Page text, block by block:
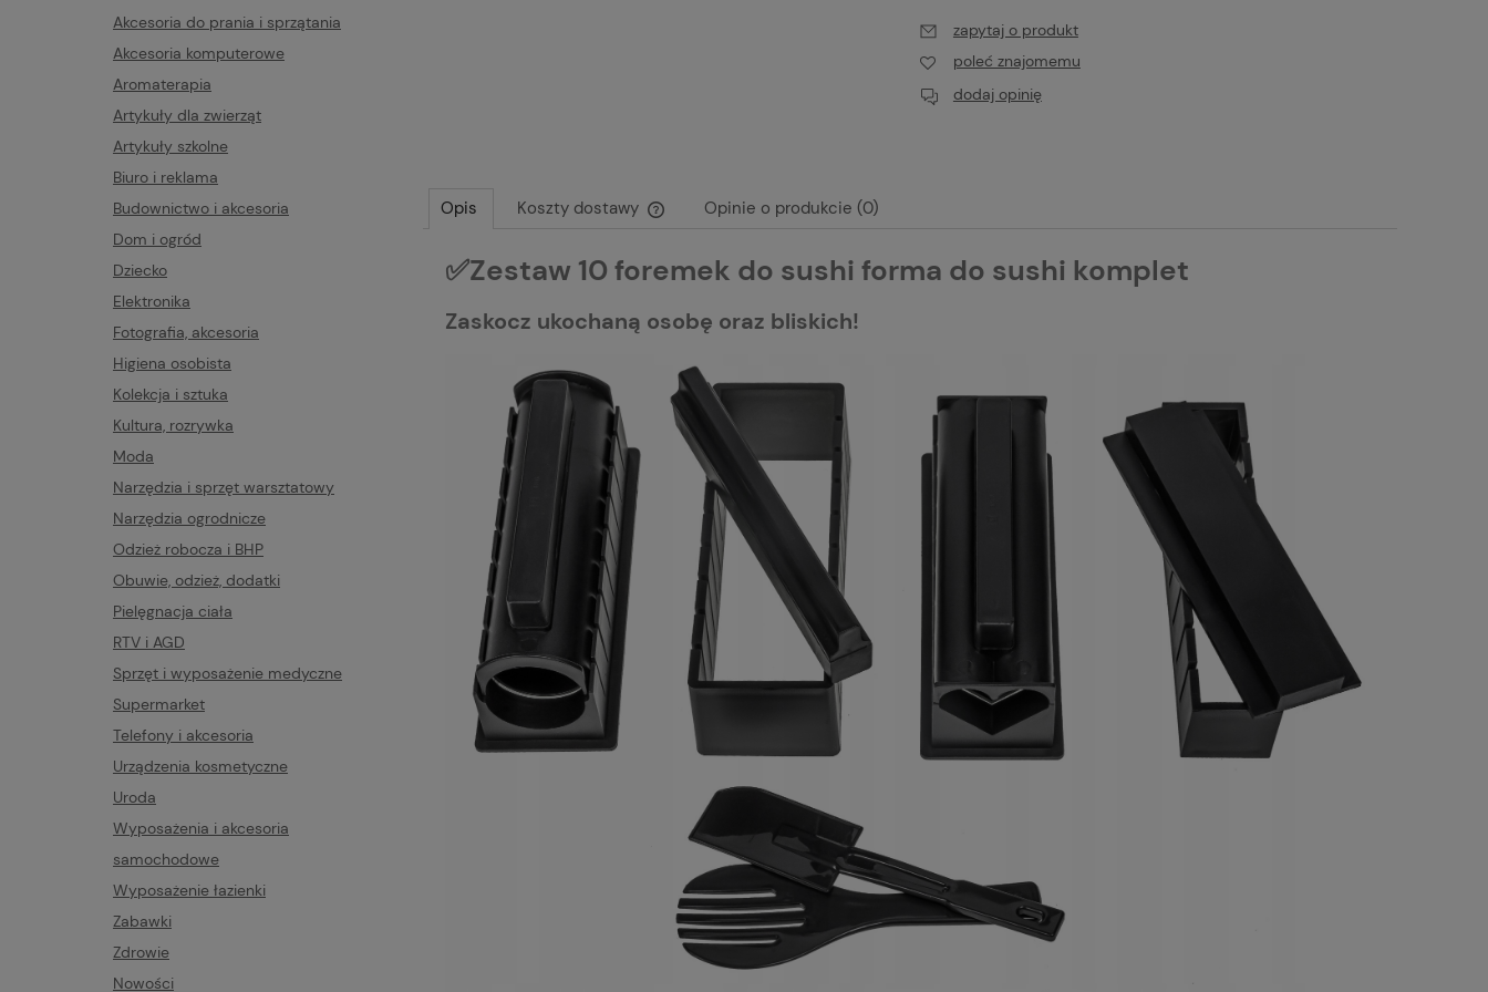
Akcesoria do prania i sprzątania
Akcesoria komputerowe
Aromaterapia
Artykuły dla zwierząt
Artykuły szkolne
Biuro i reklama
Budownictwo i akcesoria
Dom i ogród
Dziecko
Elektronika
Fotografia, akcesoria
Higiena osobista
Kolekcja i sztuka
Kultura, rozrywka
Moda
Narzędzia i sprzęt warsztatowy
Narzędzia ogrodnicze
Odzież robocza i BHP
Obuwie, odzież, dodatki
Pielęgnacja ciała
RTV i AGD
Sprzęt i wyposażenie medyczne
Supermarket
Telefony i akcesoria
Urządzenia kosmetyczne
Uroda
Wyposażenia i akcesoria
samochodowe
Wyposażenie łazienki
Zabawki
Zdrowie
Nowości
zapytaj o produkt
poleć znajomemu
dodaj opinię
Opis Koszty dostawy
Cena nie zawiera ewentualnych kosztów
Opinie o produkcie (0)
✅Zestaw 10 foremek do sushi forma do sushi komplet
Zaskocz ukochaną osobę oraz bliskich!